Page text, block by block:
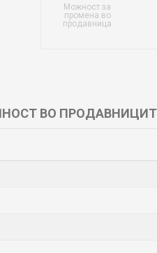
Можност за
промена во
продавница
ВО